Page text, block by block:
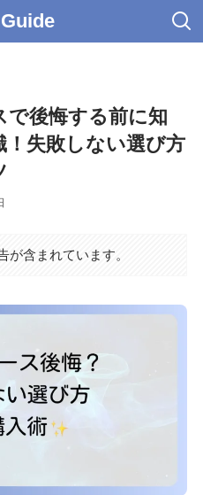
で後悔する前に知
！失敗しない選び方
が含まれています。